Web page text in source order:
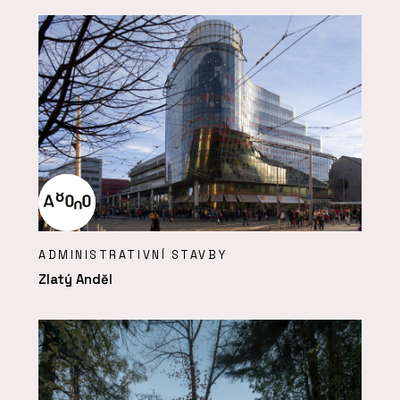
ADMINISTRATIVNÍ STAVBY
Zlatý Anděl